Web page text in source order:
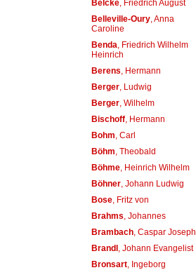
Belcke, Friedrich August
Belleville-Oury, Anna
Caroline
Benda , Friedrich Wilhelm
Heinrich
Berens , Hermann
Berger, Ludwig
Berger, Wilhelm
Bischoff, Hermann
Bohm , Carl
Böhm , Theobald
Böhme, Heinrich Wilhelm
Böhner, Johann Ludwig
Bose, Fritz von
Brahms , Johannes
Brambach, Caspar Joseph
Brandl, Johann Evangelist
Bronsart, Ingeborg